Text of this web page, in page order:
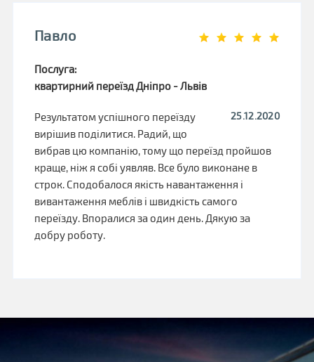
Павло
Послуга:
квартирний переїзд Дніпро - Львів
25.12.2020
Результатом успішного переїзду
вирішив поділитися. Радий, що
вибрав цю компанію, тому що переїзд пройшов
краще, ніж я собі уявляв. Все було виконане в
строк. Сподобалося якість навантаження і
вивантаження меблів і швидкість самого
переїзду. Впоралися за один день. Дякую за
добру роботу.